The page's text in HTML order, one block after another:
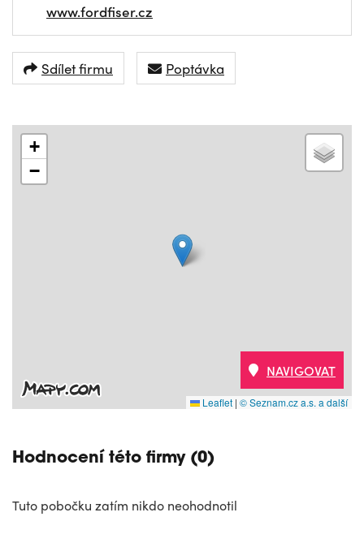
www.fordfiser.cz
Sdílet firmu Poptávka
+
−
Leaflet | © Seznam.cz a.s. a další
NAVIGOVAT
Hodnocení této firmy (0)
Tuto pobočku zatím nikdo neohodnotil